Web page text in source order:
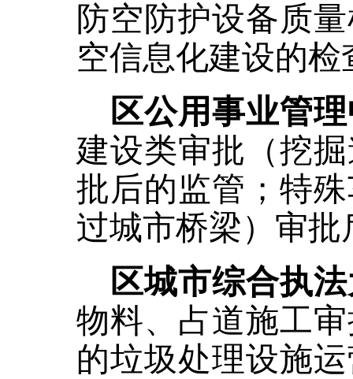
防空防护设备质
空信息化建设的检
区公用事业管
建设类审批（挖
批后的监管；特
过城市桥梁）审
区城市综合执
物料、占道施工
的垃圾处理设施